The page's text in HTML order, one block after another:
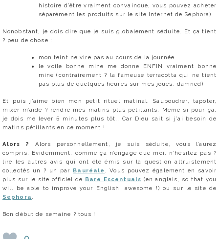
histoire d’être vraiment convaincue, vous pouvez acheter
séparément les produits sur le site Internet de Sephora)
Nonobstant, je dois dire que je suis globalement séduite. Et ça tient
? peu de chose :
mon teint ne vire pas au cours de la journée
le voile bonne mine me donne ENFIN vraiment bonne
mine (contrairement ? la fameuse terracotta qui ne tient
pas plus de quelques heures sur mes joues, damned)
Et puis j’aime bien mon petit rituel matinal. Saupoudrer, tapoter,
mixer m’aide ? rendre mes matins plus pétillants. Même si pour ça,
je dois me lever 5 minutes plus tôt.. Car Dieu sait si j’ai besoin de
matins pétillants en ce moment !
Alors ?
Alors personnellement, je suis séduite, vous l’aurez
compris. Evidemment, comme ça n’engage que moi, n’hésitez pas ?
lire les autres avis qui ont été émis sur la question altruistement
collectés un ? un par Bauréale . Vous pouvez également en savoir
plus sur le site officiel de Bare Escentuals (en anglais, so that you
will be able to improve your English, awesome !) ou sur le site de
Sephora .
Bon début de semaine ? tous !